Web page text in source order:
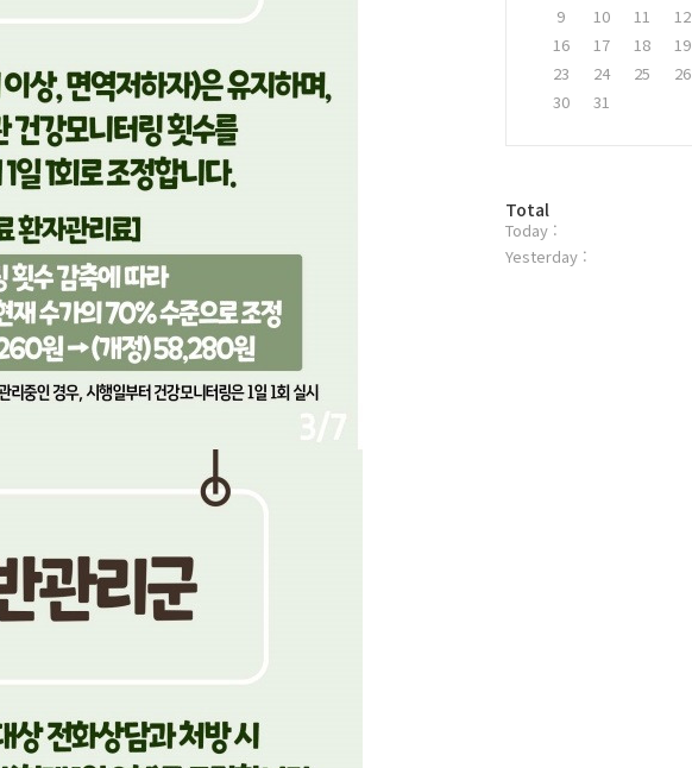
9
10 11 12
16
17 18 19
23
24 25 26
30
31
방
문
자
Total
Today :
Yesterday :